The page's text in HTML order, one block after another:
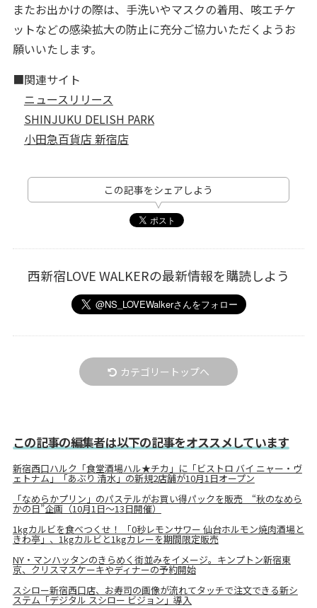
またお出かけの際は、手洗いやマスクの着用、咳エチケ
ットなどの感染拡大の防止に充分ご協力いただくようお
願いいたします。
■関連サイト
ニュースリリース
SHINJUKU DELISH PARK
小田急百貨店 新宿店
この記事をシェアしよう
西新宿LOVE WALKERの最新情報を購読しよう
カテゴリートップへ
この記事の編集者は以下の記事をオススメしています
新宿西口ハルク「食堂酒場ハル★チカ」に「ビストロ バイ ニャー・ヴ
ェトナム」「あぶり 清水」の新規2店舗が10月1日オープン
「なめらかプリン」のパステルがお買い得パックを販売 “秋のなめら
かの日”企画（10月1日～13日開催）
1kgカルビを食べつくせ！ 「0秒レモンサワー 仙台ホルモン焼肉酒場と
きわ亭」、1kgカルビと1kgカレーを期間限定販売
NY・マンハッタンのきらめく街並みをイメージ。キンプトン新宿東
京、クリスマスケーキやディナーの予約開始
スシロー新宿西口店、お寿司の画像が流れてタッチで注文できる新シ
ステム「デジタル スシロー ビジョン」導入